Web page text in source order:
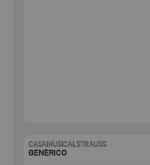
CASAMUSICALSTRAUSS
GENÉRICO